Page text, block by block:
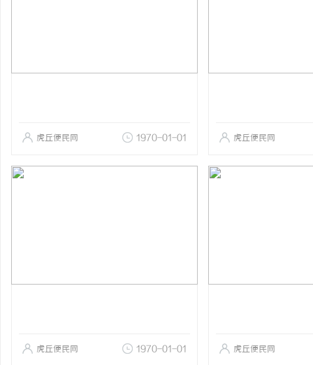
虎丘便民网 1970-01-01 虎丘便民网
虎丘便民网 1970-01-01 虎丘便民网